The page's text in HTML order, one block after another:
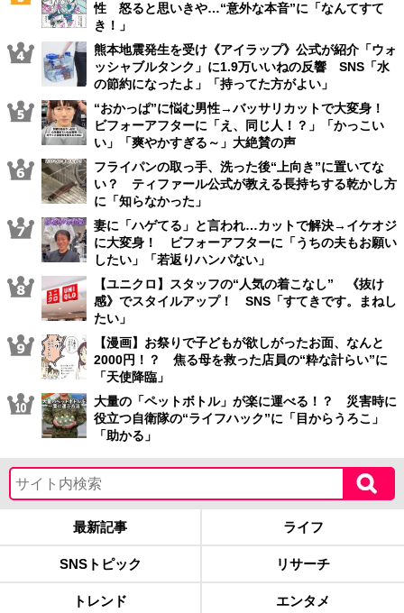
性 怒ると思いきや…“意外な本音”に「なんてすて
き！」
熊本地震発生を受け《アイラップ》公式が紹介「ウォ
ッシャブルタンク」に1.9万いいねの反響 SNS「水
の節約になったよ」「持ってた方がよい」
“おかっぱ”に悩む男性→バッサリカットで大変身！
ビフォーアフターに「え、同じ人！？」「かっこい
い」「爽やかすぎる～」大絶賛の声
フライパンの取っ手、洗った後“上向き”に置いてな
い？ ティファール公式が教える長持ちする乾かし方
に「知らなかった」
妻に「ハゲてる」と言われ…カットで解決→イケオジ
に大変身！ ビフォーアフターに「うちの夫もお願い
したい」「若返りハンパない」
【ユニクロ】スタッフの“人気の着こなし” 《抜け
感》でスタイルアップ！ SNS「すてきです。まねし
たい」
【漫画】お祭りで子どもが欲しがったお面、なんと
2000円！？ 焦る母を救った店員の“粋な計らい”に
「天使降臨」
大量の「ペットボトル」が楽に運べる！？ 災害時に
役立つ自衛隊の“ライフハック”に「目からうろこ」
「助かる」
最新記事 ライフ
SNSトピック リサーチ
トレンド エンタメ